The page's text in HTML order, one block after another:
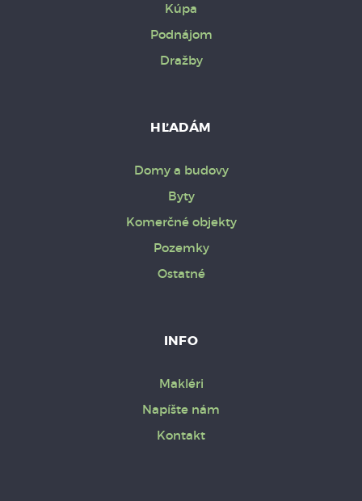
Kúpa
Podnájom
Dražby
HĽADÁM
Domy a budovy
Byty
Komerčné objekty
Pozemky
Ostatné
INFO
Makléri
Napíšte nám
Kontakt